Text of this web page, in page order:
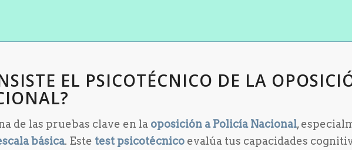
EL PSICOTÉCNICO DE LA
de las pruebas clave en la oposición a Policía Nacional,
básica. Este test psicotécnico evalúa tus capacidades